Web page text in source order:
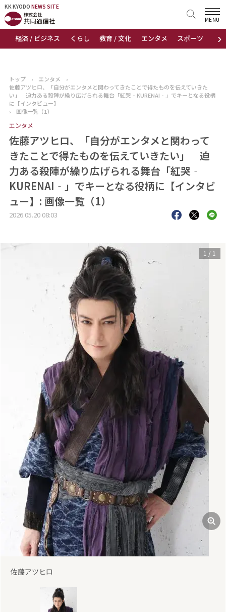
KK KYODO NEWS SITE
›
経済 / ビジネス くらし 教育 / 文化 エンタメ スポーツ 地域
MENU
KK KYODONEWS SITE
トップページ
ニュース
出版物
会社概要
トップ › エンタメ
›
佐藤アツヒロ、「自分がエンタメと関わってきたことで得たものを伝えていきた
い」 迫力ある殺陣が繰り広げられる舞台「紅哭‐KURENAI‐」でキーとなる役柄
に【インタビュー】
›
画像一覧（1）
エンタメ
佐藤アツヒロ、「自分がエンタメと関わって
きたことで得たものを伝えていきたい」 迫
力ある殺陣が繰り広げられる舞台「紅哭‐
KURENAI‐」でキーとなる役柄に【インタビ
ュー】: 画像一覧（1）
2026.05.20 08:03
佐藤アツヒロ
1 / 1